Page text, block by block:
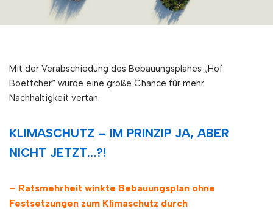
Mit der Verabschiedung des Bebauungsplanes „Hof
Boettcher“ wurde eine große Chance für mehr
Nachhaltigkeit vertan.
KLIMASCHUTZ – IM PRINZIP JA, ABER
NICHT JETZT…?!
– Ratsmehrheit winkte Bebauungsplan ohne
Festsetzungen zum Klimaschutz durch